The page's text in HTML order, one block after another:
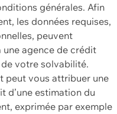
générales. Afin
les données requises,
peuvent
une agence de crédit
votre solvabilité.
peut vous attribuer une
d’une estimation du
exprimée par exemple